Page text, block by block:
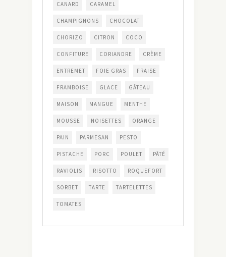
CANARD CARAMEL
CHAMPIGNONS CHOCOLAT
CHORIZO CITRON COCO
CONFITURE CORIANDRE CRÈME
ENTREMET FOIE GRAS FRAISE
FRAMBOISE GLACE GÂTEAU
MAISON MANGUE MENTHE
MOUSSE NOISETTES ORANGE
PAIN PARMESAN PESTO
PISTACHE PORC POULET PÂTÉ
RAVIOLIS RISOTTO ROQUEFORT
SORBET TARTE TARTELETTES
TOMATES